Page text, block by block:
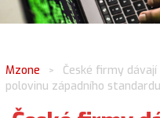
Mzone >
České firmy
polovinu západního standardu